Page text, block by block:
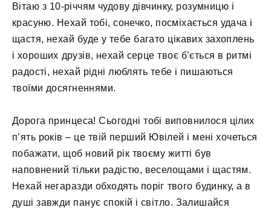
Вітаю з 10-річчям чудову дівчинку, розумницю і
красуню. Нехай тобі, сонечко, посміхається удача і
щастя, нехай буде у тебе багато цікавих захоплень
і хороших друзів, нехай серце твоє б’ється в ритмі
радості, нехай рідні люблять тебе і пишаються
твоїми досягненнями.
Дорога принцеса! Сьогодні тобі виповнилося цілих
п’ять років – це твій перший Ювілей і мені хочеться
побажати, щоб новий рік твоєму житті був
наповнений тільки радістю, веселощами і щастям.
Нехай негаразди обходять поріг твого будинку, а в
душі завжди панує спокій і світло. Залишайся